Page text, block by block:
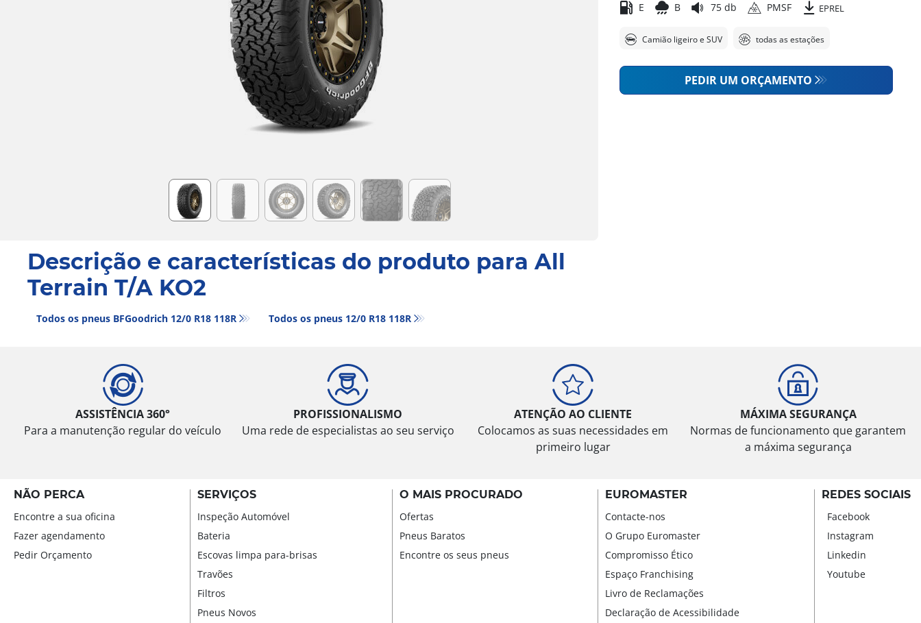
Descrição e características do produto para All
Terrain T/A KO2
Todos os pneus BFGoodrich 12/0 R18 118R Todos os pneus‎ 12/0 R18 118R
E B 75 db PMSF EPREL
Camião ligeiro e SUV todas as estações
PEDIR UM ORÇAMENTO
ASSISTÊNCIA 360°
Para a manutenção regular do veículo
PROFISSIONALISMO
Uma rede de especialistas ao seu serviço
ATENÇÃO AO CLIENTE
Colocamos as suas necessidades em
primeiro lugar
MÁXIMA SEGURANÇA
Normas de funcionamento que garantem
a máxima segurança
NÃO PERCA
Encontre a sua oficina
Fazer agendamento
Pedir Orçamento
SERVIÇOS
Inspeção Automóvel
Bateria
Escovas limpa para-brisas
Travões
Filtros
Pneus Novos
O MAIS PROCURADO
Ofertas
Pneus Baratos
Encontre os seus pneus
EUROMASTER
Contacte-nos
O Grupo Euromaster
Compromisso Ético
Espaço Franchising
Livro de Reclamações
Declaração de Acessibilidade
REDES SOCIAIS
Facebook
Instagram
Linkedin
Youtube